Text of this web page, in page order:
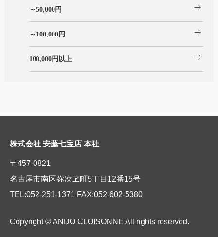
～50,000円 arrow_right_alt
～100,000円 arrow_right_alt
100,000円以上 arrow_right_alt
株式会社 安藤七宝店 本社
〒457-0821
名古屋市南区弥次ヱ町5丁目12番15号
TEL:052-251-1371 FAX:052-602-5380
Copyright © ANDO CLOISONNE All rights reserved.